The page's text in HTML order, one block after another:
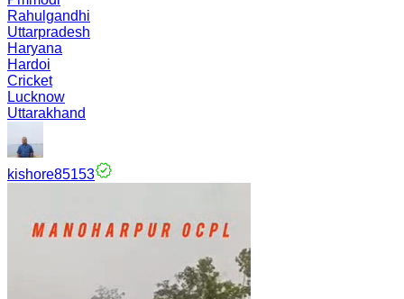
Rahulgandhi
Uttarpradesh
Haryana
Hardoi
Cricket
Lucknow
Uttarakhand
kishore85153